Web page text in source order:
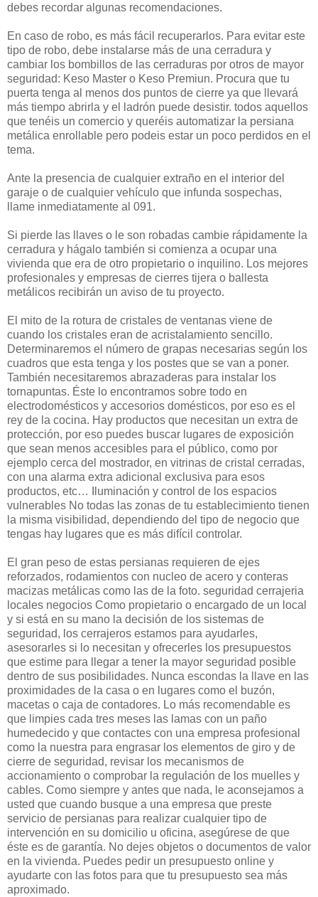
debes recordar algunas recomendaciones.
En caso de robo, es más fácil recuperarlos. Para evitar este
tipo de robo, debe instalarse más de una cerradura y
cambiar los bombillos de las cerraduras por otros de mayor
seguridad: Keso Master o Keso Premiun. Procura que tu
puerta tenga al menos dos puntos de cierre ya que llevará
más tiempo abrirla y el ladrón puede desistir. todos aquellos
que tenéis un comercio y queréis automatizar la persiana
metálica enrollable pero podeis estar un poco perdidos en el
tema.
Ante la presencia de cualquier extraño en el interior del
garaje o de cualquier vehículo que infunda sospechas,
llame inmediatamente al 091.
Si pierde las llaves o le son robadas cambie rápidamente la
cerradura y hágalo también si comienza a ocupar una
vivienda que era de otro propietario o inquilino. Los mejores
profesionales y empresas de cierres tijera o ballesta
metálicos recibirán un aviso de tu proyecto.
El mito de la rotura de cristales de ventanas viene de
cuando los cristales eran de acristalamiento sencillo.
Determinaremos el número de grapas necesarias según los
cuadros que esta tenga y los postes que se van a poner.
También necesitaremos abrazaderas para instalar los
tornapuntas. Éste lo encontramos sobre todo en
electrodomésticos y accesorios domésticos, por eso es el
rey de la cocina. Hay productos que necesitan un extra de
protección, por eso puedes buscar lugares de exposición
que sean menos accesibles para el público, como por
ejemplo cerca del mostrador, en vitrinas de cristal cerradas,
con una alarma extra adicional exclusiva para esos
productos, etc… Iluminación y control de los espacios
vulnerables No todas las zonas de tu establecimiento tienen
la misma visibilidad, dependiendo del tipo de negocio que
tengas hay lugares que es más difícil controlar.
El gran peso de estas persianas requieren de ejes
reforzados, rodamientos con nucleo de acero y conteras
macizas metálicas como las de la foto. seguridad cerrajeria
locales negocios Como propietario o encargado de un local
y si está en su mano la decisión de los sistemas de
seguridad, los cerrajeros estamos para ayudarles,
asesorarles si lo necesitan y ofrecerles los presupuestos
que estime para llegar a tener la mayor seguridad posible
dentro de sus posibilidades. Nunca escondas la llave en las
proximidades de la casa o en lugares como el buzón,
macetas o caja de contadores. Lo más recomendable es
que limpies cada tres meses las lamas con un paño
humedecido y que contactes con una empresa profesional
como la nuestra para engrasar los elementos de giro y de
cierre de seguridad, revisar los mecanismos de
accionamiento o comprobar la regulación de los muelles y
cables. Como siempre y antes que nada, le aconsejamos a
usted que cuando busque a una empresa que preste
servicio de persianas para realizar cualquier tipo de
intervención en su domicilio u oficina, asegúrese de que
éste es de garantía. No dejes objetos o documentos de valor
en la vivienda. Puedes pedir un presupuesto online y
ayudarte con las fotos para que tu presupuesto sea más
aproximado.